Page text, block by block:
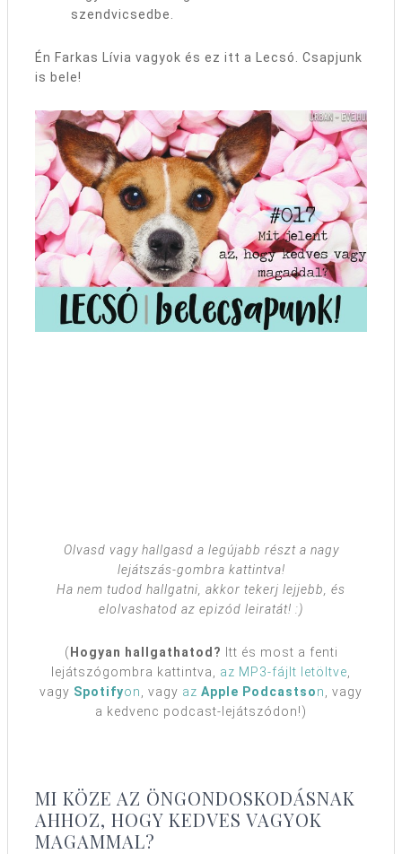
szendvicsedbe.
Én Farkas Lívia vagyok és ez itt a Lecsó. Csapjunk
is bele!
Olvasd vagy hallgasd a legújabb részt a nagy
lejátszás-gombra kattintva!
Ha nem tudod hallgatni, akkor tekerj lejjebb, és
elolvashatod az epizód leiratát! :)
( Hogyan hallgathatod? Itt és most a fenti
lejátszógombra kattintva, az MP3-fájlt letöltve
vagy Spotifyon , vagy az Apple Podcastson
, vagy
a kedvenc podcast-lejátszódon!)
MI KÖZE AZ ÖNGONDOSKODÁSNAK
AHHOZ, HOGY KEDVES VAGYOK
MAGAMMAL?